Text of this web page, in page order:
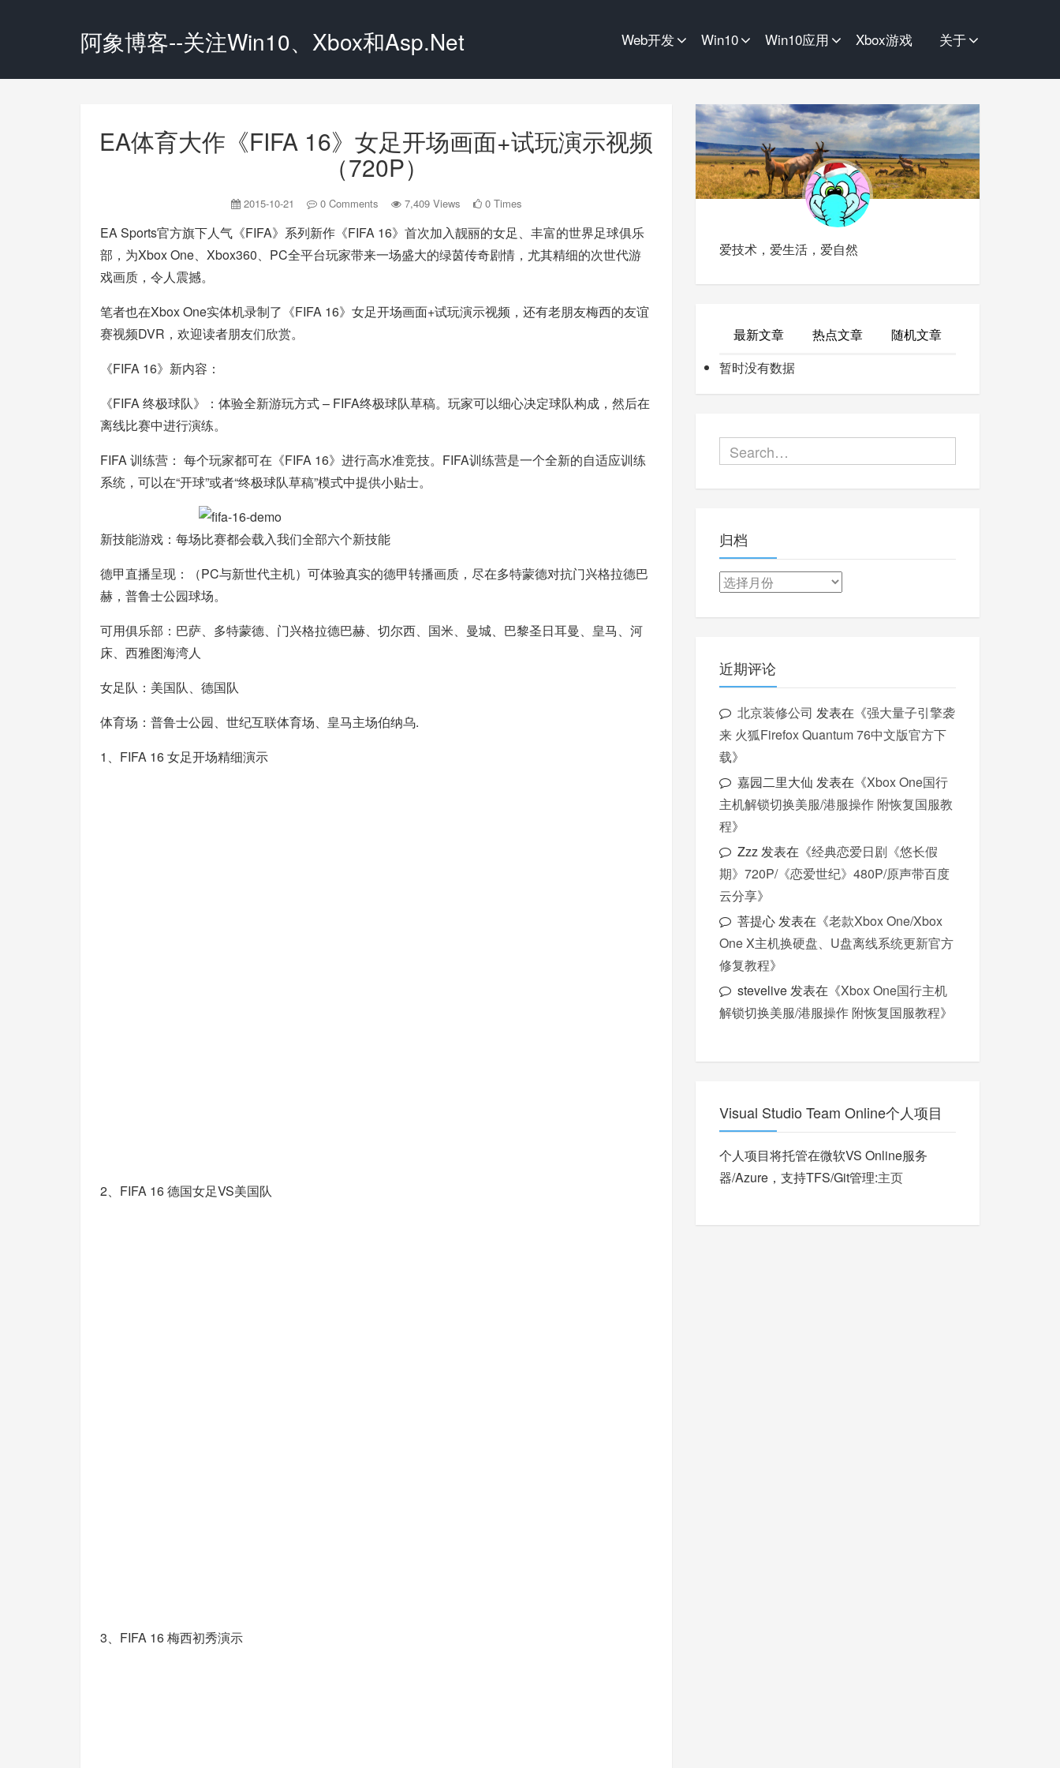
阿象博客--关注Win10、Xbox和Asp.Net Web开发 Win10 Win10应用 Xbox游戏 关于
EA体育大作《FIFA 16》女足开场画面+试玩演示视频
（720P）
2015-10-21 0 Comments 7,409 Views 0 Times
EA Sports官方旗下人气《FIFA》系列新作《FIFA 16》首次加入靓丽的女足、丰富的世界足球俱乐
部，为Xbox One、Xbox360、PC全平台玩家带来一场盛大的绿茵传奇剧情，尤其精细的次世代游
戏画质，令人震撼。
笔者也在Xbox One实体机录制了《FIFA 16》女足开场画面+试玩演示视频，还有老朋友梅西的友谊
赛视频DVR，欢迎读者朋友们欣赏。
《FIFA 16》新内容：
《FIFA 终极球队》：体验全新游玩方式 – FIFA终极球队草稿。玩家可以细心决定球队构成，然后在
离线比赛中进行演练。
FIFA 训练营： 每个玩家都可在《FIFA 16》进行高水准竞技。FIFA训练营是一个全新的自适应训练
系统，可以在“开球”或者“终极球队草稿”模式中提供小贴士。
新技能游戏：每场比赛都会载入我们全部六个新技能
德甲直播呈现：（PC与新世代主机）可体验真实的德甲转播画质，尽在多特蒙德对抗门兴格拉德巴
赫，普鲁士公园球场。
可用俱乐部：巴萨、多特蒙德、门兴格拉德巴赫、切尔西、国米、曼城、巴黎圣日耳曼、皇马、河
床、西雅图海湾人
女足队：美国队、德国队
体育场：普鲁士公园、世纪互联体育场、皇马主场伯纳乌.
1、FIFA 16 女足开场精细演示
2、FIFA 16 德国女足VS美国队
3、FIFA 16 梅西初秀演示
爱技术，爱生活，爱自然
最新文章 热点文章
随机文章
暂时没有数据
归档
归
近期评论
北京装修公司 发表在《强大量子引擎袭
来 火狐Firefox Quantum 76中文版官方下
载》
嘉园二里大仙 发表在《Xbox One国行
主机解锁切换美服/港服操作 附恢复国服教
程》
Zzz发表在《经典恋爱日剧《悠长假
期》720P/《恋爱世纪》480P/原声带百度
云分享》
菩提心发表在《老款Xbox One/Xbox
One X主机换硬盘、U盘离线系统更新官方
修复教程》
stevelive发表在《Xbox One国行主机
解锁切换美服/港服操作 附恢复国服教程》
Visual Studio Team Online个人项目
个人项目将托管在微软VS Online服务
器/Azure，支持TFS/Git管理:主页